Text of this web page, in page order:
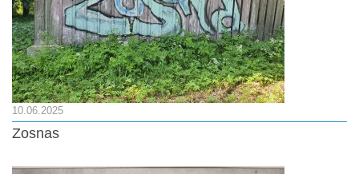
10.06.2025
Zosnas